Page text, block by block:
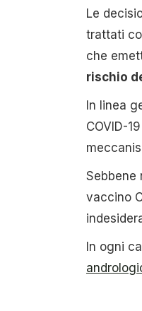
Le
trattati
che
rischio
In linea
COVID-
Sebbene
vaccino
In ogni